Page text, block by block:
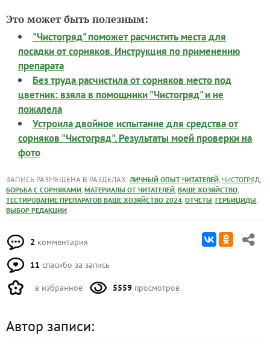
Это может быть полезным:
"Чистогряд" поможет расчистить места для
посадки от сорняков. Инструкция по применению
препарата
Без труда расчистила от сорняков место под
цветник: взяла в помощники "Чистогряд" и не
пожалела
Устроила двойное испытание для средства от
сорняков "Чистогряд". Результаты моей проверки на
фото
ЗАПИСЬ РАЗМЕЩЕНА В РАЗДЕЛАХ: ЛИЧНЫЙ ОПЫТ ЧИТАТЕЛЕЙ, ЧИСТОГРЯД,
БОРЬБА С СОРНЯКАМИ, МАТЕРИАЛЫ ОТ ЧИТАТЕЛЕЙ, ВАШЕ ХОЗЯЙСТВО,
ТЕСТИРОВАНИЕ ПРЕПАРАТОВ ВАШЕ ХОЗЯЙСТВО 2024, ОТЧЕТЫ, ГЕРБИЦИДЫ,
ВЫБОР РЕДАКЦИИ
2 комментария
11 спасибо за запись
в избранное 5559 просмотров
Автор записи: